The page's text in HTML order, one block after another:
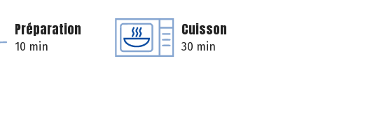
Préparation
10 min
Cuisson
30 min